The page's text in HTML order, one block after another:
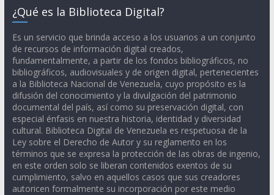
¿Qué es la Biblioteca Digital?
Es un servicio que brinda acceso a los usuarios a un conjunto
de recursos de información digital creados,
fundamentalmente, a partir de los fondos bibliográficos, no
bibliográficos, audiovisuales y de origen digital, pertenecientes
a la Biblioteca Nacional de Venezuela, cuyo propósito es la
difusión del conocimiento y la divulgación del patrimonio
documental del país, así como su preservación digital, con
especial énfasis en nuestra historia, identidad y diversidad
cultural. Biblioteca Digital de Venezuela es respetuosa de la
Ley sobre el Derecho de Autor y su reglamento en los
términos que se expresa la protección de las obras de ingenio,
en este orden solo se liberan contenidos exentos de su
cumplimiento, salvo en aquellos casos que sus creadores
autoricen formalmente su incorporación por este medio